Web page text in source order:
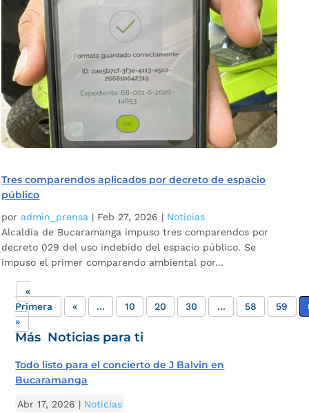
Tres comparendos aplicados por decreto de espacio
público
por admin_prensa | Feb 27, 2026 | Noticias
Alcaldía de Bucaramanga impuso tres comparendos por
decreto 029 del uso indebido del espacio público. Se
impuso el primer comparendo ambiental por...
«
Primera
« ... 10 20 30 ... 58 59
»
Más Noticias para ti
Todo listo para el concierto de J Balvin en
Bucaramanga
Abr 17, 2026 | Noticias